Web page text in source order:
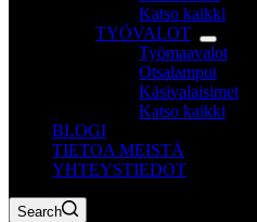
Katso kaikki
TYÖVALOT
Työmaavalot
Otsalamput
Käsivalaisimet
Katso kaikki
BLOGI
TIETOA MEISTÄ
YHTEYSTIEDOT
Search